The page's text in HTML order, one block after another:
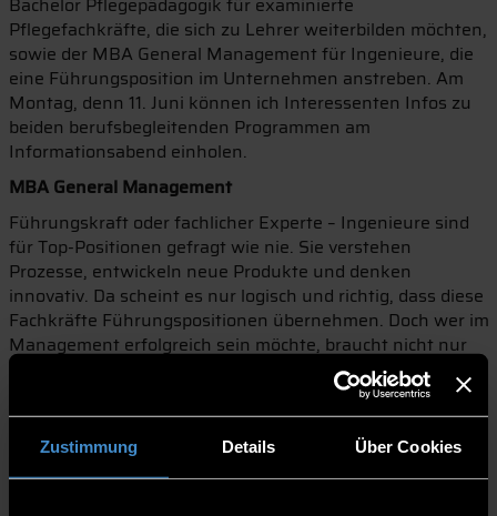
Zustimmung Details Über Cookies
Pflegefachkräfte, die sich zu Lehrer weiterbilden möchten,
sowie der MBA General Management für Ingenieure, die
eine Führungsposition im Unternehmen anstreben. Am
Montag, denn 11. Juni können ich Interessenten Infos zu
beiden berufsbegleitenden Programmen am
Informationsabend einholen.
MBA General Management
Führungskraft oder fachlicher Experte – Ingenieure sind
für Top-Positionen gefragt wie nie. Sie verstehen
Prozesse, entwickeln neue Produkte und denken
innovativ. Da scheint es nur logisch und richtig, dass diese
Fachkräfte Führungspositionen übernehmen. Doch wer im
Management erfolgreich sein möchte, braucht nicht nur
fachliches Wissen, von ihm wird auch wirtschaftliches
Denken gefordert. Der MBA General Management schlägt
die Brücke zwischen Fach- und Managementkompetenz,
gespickt mit BWL-Wissen. Besonders interessant ist der